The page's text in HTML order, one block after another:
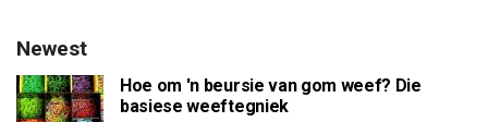
Newest
Hoe om 'n beursie van gom weef? Die
basiese weeftegniek